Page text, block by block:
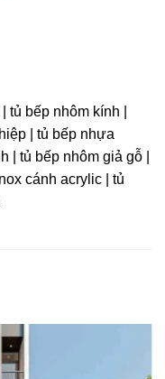
bếp nhôm kính |
| tủ bếp nhựa
| tủ bếp nhôm giả gỗ |
cánh acrylic | tủ